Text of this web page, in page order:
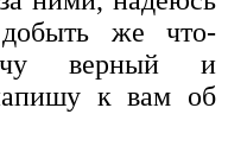
же что-
верный и
к вам об